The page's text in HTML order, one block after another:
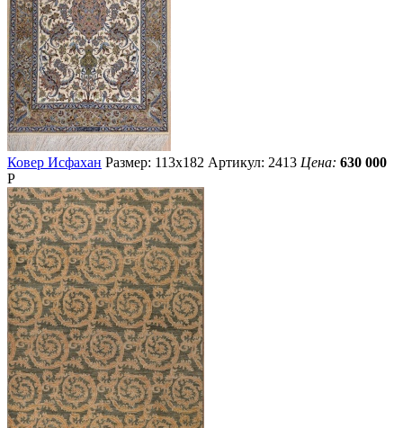
Ковер Исфахан Размер: 113х182 Артикул: 2413 Цена: 630 000
Р